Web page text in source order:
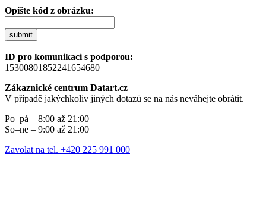
Opište kód z obrázku:
submit
ID pro komunikaci s podporou:
15300801852241654680
Zákaznické centrum Datart.cz
V případě jakýchkoliv jiných dotazů se na nás neváhejte obrátit.
Po–pá – 8:00 až 21:00
So–ne – 9:00 až 21:00
Zavolat na tel. +420 225 991 000